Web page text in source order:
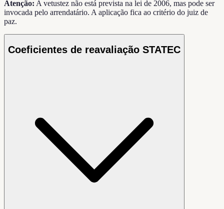
Atenção: A vetustez não está prevista na lei de 2006, mas pode ser
invocada pelo arrendatário. A aplicação fica ao critério do juiz de
paz.
Coeficientes de reavaliação STATEC